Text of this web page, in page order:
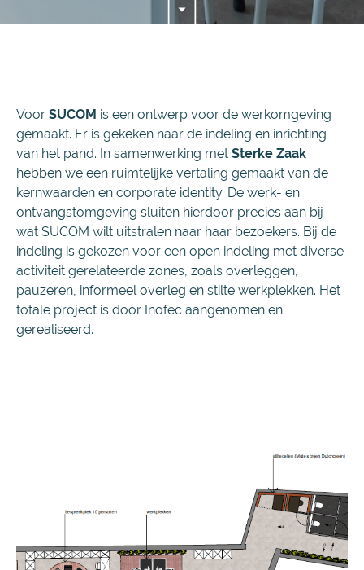
Voor SUCOM is een ontwerp voor de werkomgeving
gemaakt. Er is gekeken naar de indeling en inrichting
van het pand. In samenwerking met Sterke Zaak
hebben we een ruimtelijke vertaling gemaakt van de
kernwaarden en corporate identity. De werk- en
ontvangstomgeving sluiten hierdoor precies aan bij
wat SUCOM wilt uitstralen naar haar bezoekers. Bij de
indeling is gekozen voor een open indeling met diverse
activiteit gerelateerde zones, zoals overleggen,
pauzeren, informeel overleg en stilte werkplekken. Het
totale project is door Inofec aangenomen en
gerealiseerd.